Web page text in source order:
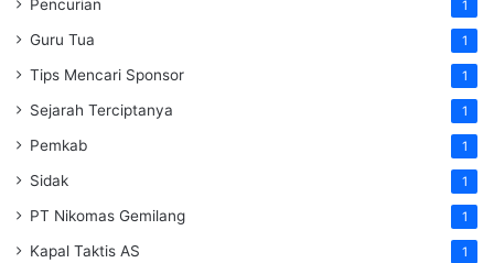
Pencurian 1
Guru Tua 1
Tips Mencari Sponsor 1
Sejarah Terciptanya 1
Pemkab 1
Sidak 1
PT Nikomas Gemilang 1
Kapal Taktis AS 1